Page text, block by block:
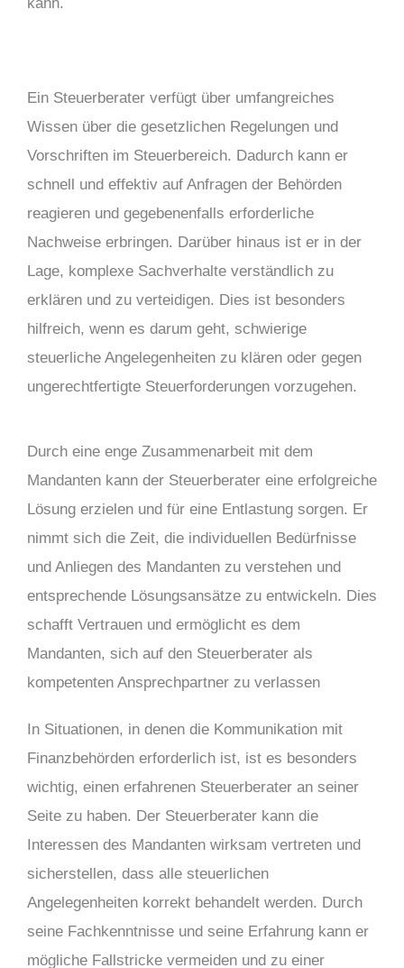
Ein Steuerberater verfügt über umfangreiches
Wissen über die gesetzlichen Regelungen und
Vorschriften im Steuerbereich. Dadurch kann er
schnell und effektiv auf Anfragen der Behörden
reagieren und gegebenenfalls erforderliche
Nachweise erbringen. Darüber hinaus ist er in der
Lage, komplexe Sachverhalte verständlich zu
erklären und zu verteidigen. Dies ist besonders
hilfreich, wenn es darum geht, schwierige
steuerliche Angelegenheiten zu klären oder gegen
ungerechtfertigte Steuerforderungen vorzugehen.
Durch eine enge Zusammenarbeit mit dem
Mandanten kann der Steuerberater eine erfolgreiche
Lösung erzielen und für eine Entlastung sorgen. Er
nimmt sich die Zeit, die individuellen Bedürfnisse
und Anliegen des Mandanten zu verstehen und
entsprechende Lösungsansätze zu entwickeln. Dies
schafft Vertrauen und ermöglicht es dem
Mandanten, sich auf den Steuerberater als
kompetenten Ansprechpartner zu verlassen
In Situationen, in denen die Kommunikation mit
Finanzbehörden erforderlich ist, ist es besonders
wichtig, einen erfahrenen Steuerberater an seiner
Seite zu haben. Der Steuerberater kann die
Interessen des Mandanten wirksam vertreten und
sicherstellen, dass alle steuerlichen
Angelegenheiten korrekt behandelt werden. Durch
seine Fachkenntnisse und seine Erfahrung kann er
mögliche Fallstricke vermeiden und zu einer